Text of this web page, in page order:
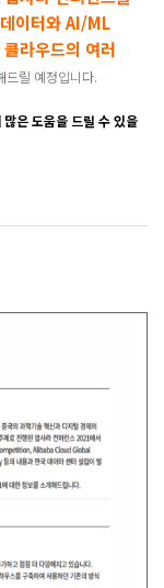
이터와 AI/ML
라우드의 여러
드릴 예정입니다.
은 도움을 드릴 수 있을